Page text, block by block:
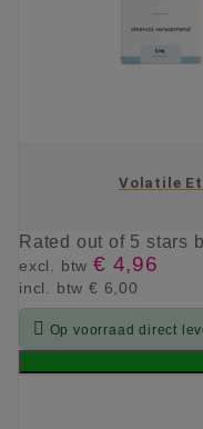
Volatile
Rated out of 5 stars
excl. btw € 4,96
incl. btw € 6,00
 Op voorraad direct